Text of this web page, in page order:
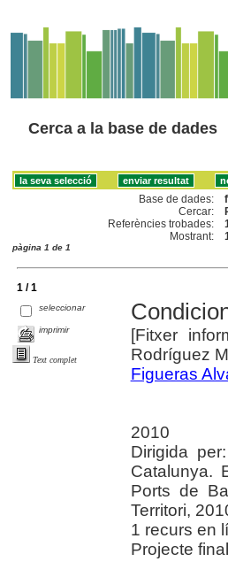
Cerca a la base de dades
Base de dades:
Cercar:
Referències trobades:
Mostrant:
pàgina 1 de 1
1 / 1
seleccionar
imprimir
Text complet
[Fitxer
Rodríguez
Figueras
2010
Dirigida
Catalunya.
Ports de
Territori,
1 recurs en
Projecte